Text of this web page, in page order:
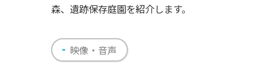
森、遺跡保存庭園を紹介します。
映像・音声